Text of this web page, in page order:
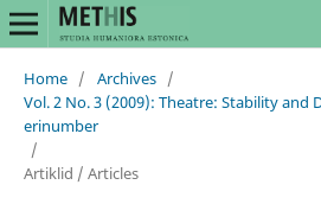
Home / Archives /
Vol. 2 No. 3 (2009): Theatre: Stability and
erinumber
/
Artiklid / Articles